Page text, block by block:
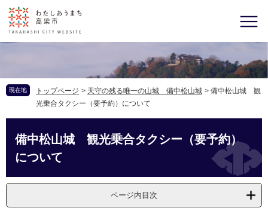
現在地 トップページ > 天守の残る唯一の山城 備中松山城 > 備中松山城 観
光乗合タクシー（要予約）について
備中松山城 観光乗合タクシー（要予約）
について
ページ内目次